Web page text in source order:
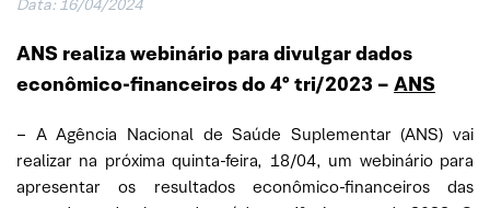
Data: 16/04/2024
ANS realiza webinário para divulgar dados
econômico-financeiros do 4º tri/2023 – ANS
– A Agência Nacional de Saúde Suplementar (ANS) vai
realizar na próxima quinta-feira, 18/04, um webinário para
apresentar os resultados econômico-financeiros das